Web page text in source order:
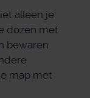
alleen je
dozen met
bewaren
map met